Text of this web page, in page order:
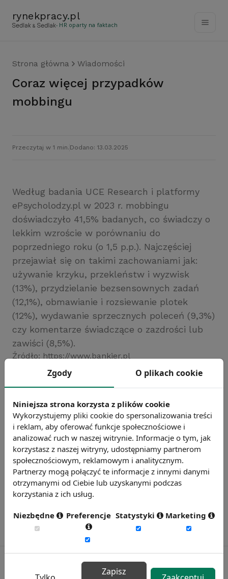
rynekpracy.pl
- HR oparty na faktach
Strona główna Wiadomości
Coraz więcej przypadków
mobbingu
Przeczytaj w 1 min. Dodano: 13.03.2025
Według badania UCE Research i platformy
ePsycholodzy.pl w 2023 r. mobbingu
doświadczyło 41,5% badanych, co świadczy o
lekkim wzroście w porównaniu do
poprzedniego roku (o 1,5 p.p.). Najczęściej
przejawiał się on takimi zachowaniami jak:
używanie krzyku, przekleństw i wyzwisk
(13%), przydzielanie bezsensownych zadań
(12,1%), obmawianie i rozsiewanie plotek
(12%), wydawanie sprzecznych poleceń (9,3%)
czy komentarze świadczące o zazdrości lub
zawiści (8,5%).
Źródło: https://www.bankier.pl
Chcesz wiedzieć więcej?
Zobacz więcej wiadomości
Zgody O plikach cookie
Niniejsza strona korzysta z plików cookie
Wykorzystujemy pliki cookie do spersonalizowania treści
i reklam, aby oferować funkcje społecznościowe i
analizować ruch w naszej witrynie. Informacje o tym, jak
korzystasz z naszej witryny, udostępniamy partnerom
społecznościowym, reklamowym i analitycznym.
Partnerzy mogą połączyć te informacje z innymi danymi
otrzymanymi od Ciebie lub uzyskanymi podczas
korzystania z ich usług.
Niezbędne Preferencje Statystyki Marketing
Zapisz